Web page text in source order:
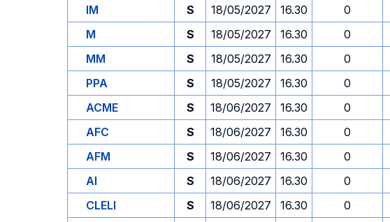
IM
S 18/05/2027 16.30 0
M
S 18/05/2027 16.30 0
MM
S 18/05/2027 16.30 0
PPA
S 18/05/2027 16.30 0
ACME
S 18/06/2027 16.30 0
AFC
S 18/06/2027 16.30 0
AFM
S 18/06/2027 16.30 0
AI
S 18/06/2027 16.30 0
CLELI
S 18/06/2027 16.30 0